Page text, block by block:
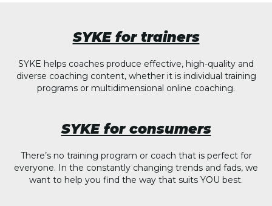
SYKE for trainers
SYKE helps coaches produce effective, high-quality and
diverse coaching content, whether it is individual training
programs or multidimensional online coaching.
SYKE for consumers
There’s no training program or coach that is perfect for
everyone. In the constantly changing trends and fads, we
want to help you find the way that suits YOU best.